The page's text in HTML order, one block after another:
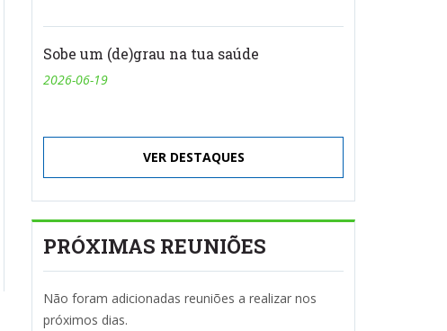
Sobe um (de)grau na tua saúde
2026-06-19
VER DESTAQUES
PRÓXIMAS REUNIÕES
Não foram adicionadas reuniões a realizar nos
próximos dias.